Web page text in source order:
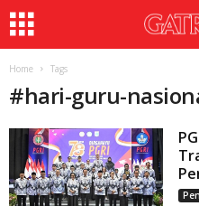
Home Tags
#hari-guru-